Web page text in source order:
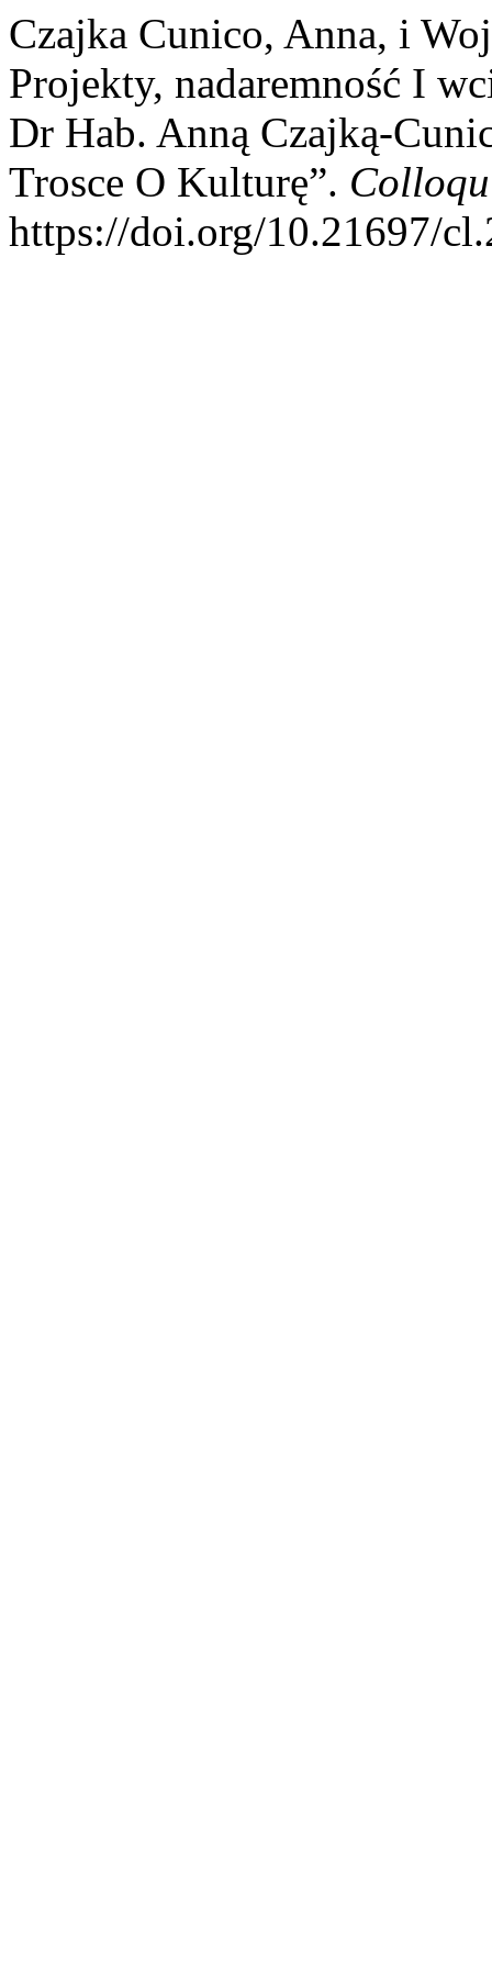
Czajka Cunico, Anna, i
Projekty, nadaremność I
Dr Hab. Anną Czajką-
Trosce O Kulturę”.
https://doi.org/10.21697/